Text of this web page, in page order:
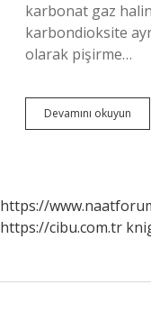
karbonat gaz
karbondioksite
olarak pişirme…
Devamını okuyun
https://
https://cibu.com.tr